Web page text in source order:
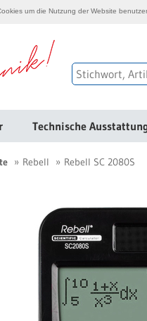
Technische
Rebell Rebell SC 2080S
um die Nutzung der Website